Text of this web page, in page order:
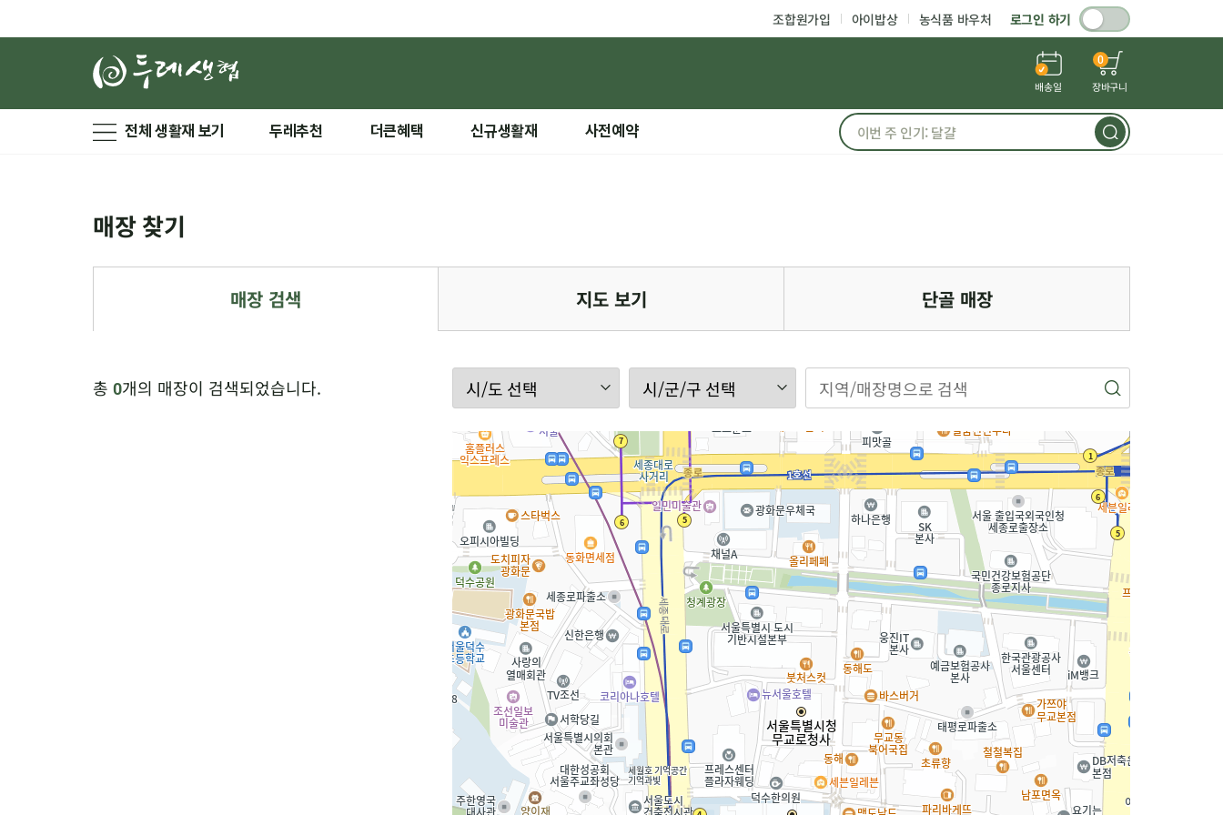
조합원가입 아이밥상 농식품 바우처 로그인 하기
배송일
0
장바구니
전체 생활재 보기 두레추천 더큰혜택 신규생활재 사전예약
매장 찾기
매장 검색 지도 보기 단골 매장
총 0개의 매장이 검색되었습니다.